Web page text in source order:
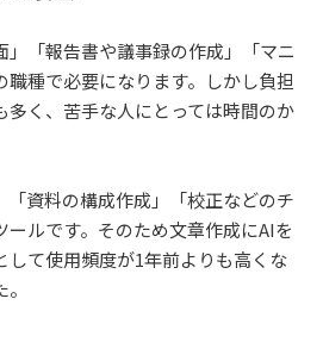
「報告書や議事録の作成」「マニ
職種で必要になります。しかし負担
多く、苦手な人にとっては時間のか
「資料の構成作成」「校正などのチ
ールです。そのため文章作成にAIを
して使用頻度が1年前よりも高くな